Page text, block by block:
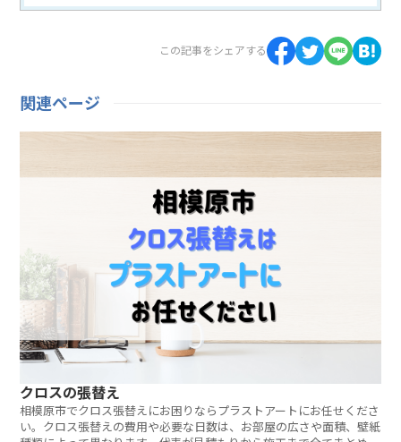
この記事をシェアする
関連ページ
クロスの張替え
相模原市でクロス張替えにお困りならプラストアートにお任せくださ
い。クロス張替えの費用や必要な日数は、お部屋の広さや面積、壁紙